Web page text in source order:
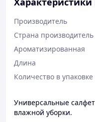
Производитель
Страна производитель
Ароматизированная
Длина
Количество в упаковке
Универсальные
влажной уборки.